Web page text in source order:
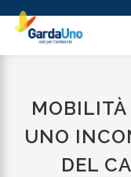
Gardauno
Spa
UNO
DEL